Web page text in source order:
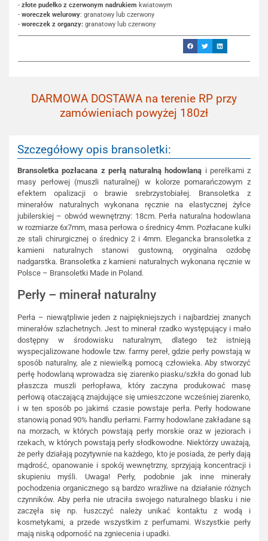
- złote pudełko z czerwonym nadrukiem kwiatowym
- woreczek welurowy: granatowy lub czerwony
- woreczek z organzy: granatowy lub czerwony
DARMOWA DOSTAWA na terenie RP przy
zamówieniach powyżej 180zł
Szczegółowy opis bransoletki:
Bransoletka pozłacana z perłą naturalną hodowlaną i perełkami z
masy perłowej (muszli naturalnej) w kolorze pomarańczowym z
efektem opalizacji o brawie srebrzystobiałej. Bransoletka z
minerałów naturalnych wykonana ręcznie na elastycznej żyłce
jubilerskiej – obwód wewnętrzny: 18cm. Perła naturalna hodowlana
w rozmiarze 6x7mm, masa perłowa o średnicy 4mm. Pozłacane kulki
ze stali chirurgicznej o średnicy 2 i 4mm. Elegancka bransoletka z
kamieni naturalnych stanowi gustowną, oryginalna ozdobę
nadgarstka. Bransoletka z kamieni naturalnych wykonana ręcznie w
Polsce – Bransoletki Made in Poland.
Perły – minerał naturalny
Perła – niewątpliwie jeden z najpiękniejszych i najbardziej znanych
minerałów szlachetnych. Jest to minerał rzadko występujący i mało
dostępny w środowisku naturalnym, dlatego też istnieją
wyspecjalizowane hodowle tzw. farmy pereł, gdzie perły powstają w
sposób naturalny, ale z niewielką pomocą człowieka. Aby stworzyć
perłę hodowlaną wprowadza się ziarenko piasku/szkła do gonad lub
płaszcza muszli perłopława, który zaczyna produkować masę
perłową otaczającą znajdujące się umieszczone wcześniej ziarenko,
i w ten sposób po jakimś czasie powstaje perła. Perły hodowane
stanowią ponad 90% handlu perłami. Farmy hodowlane zakładane są
na morzach, w których powstają perły morskie oraz w jeziorach i
rzekach, w których powstają perły słodkowodne. Niektórzy uważają,
że perły działają pozytywnie na każdego, kto je posiada, że perły dają
mądrość, opanowanie i spokój wewnętrzny, sprzyjają koncentracji i
skupieniu myśli. Uwaga! Perły, podobnie jak inne minerały
pochodzenia organicznego są bardzo wrażliwe na działanie różnych
czynników. Aby perła nie utraciła swojego naturalnego blasku i nie
zaczęła się np. łuszczyć należy unikać kontaktu z wodą i
kosmetykami, a przede wszystkim z perfumami. Wszystkie perły
mają niską odporność na zgniecenia i upadki.